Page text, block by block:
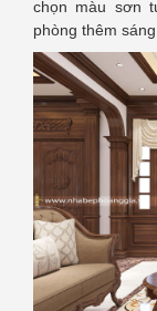
chọn màu sơn
phòng thêm